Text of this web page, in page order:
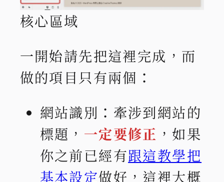
核心區域
一開始請先把這裡完成，而
做的項目只有兩個：
網站識別：牽涉到網站的
標題， 一定要修正 ，如果
你之前已經有跟這教學把
基本設定做好，這裡大概